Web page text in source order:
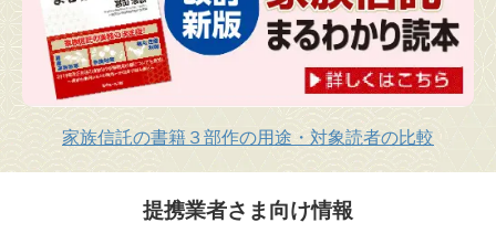
家族信託の書籍３部作の用途・対象読者の比較
提携業者さま向け情報